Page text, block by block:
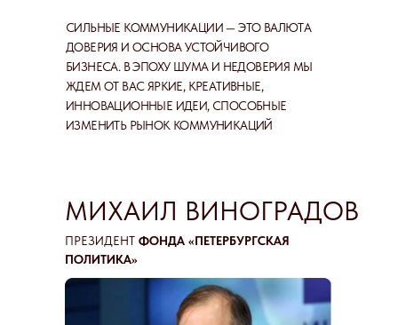
СИЛЬНЫЕ КОММУНИКАЦИИ — ЭТО ВАЛЮТА
ДОВЕРИЯ И ОСНОВА УСТОЙЧИВОГО
БИЗНЕСА. В ЭПОХУ ШУМА И НЕДОВЕРИЯ МЫ
ЖДЕМ ОТ ВАС ЯРКИЕ, КРЕАТИВНЫЕ,
ИННОВАЦИОННЫЕ ИДЕИ, СПОСОБНЫЕ
ИЗМЕНИТЬ РЫНОК КОММУНИКАЦИЙ
ПРЕЗИДЕНТ ФОНДА «ПЕТЕРБУРГСКАЯ
ПОЛИТИКА»
МИХАИЛ ВИНОГРАДОВ